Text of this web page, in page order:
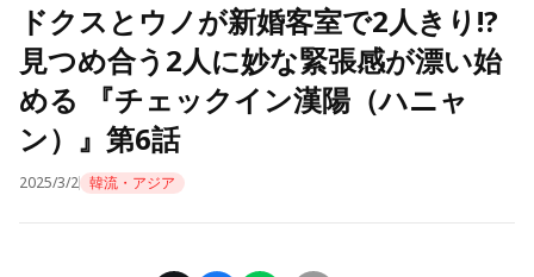
ドクスとウノが新婚客室で2人きり!?
見つめ合う2人に妙な緊張感が漂い始
める 『チェックイン漢陽（ハニャ
ン）』第6話
2025/3/2 韓流・アジア